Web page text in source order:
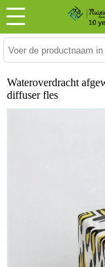
Wateroverdracht
diffuser fles